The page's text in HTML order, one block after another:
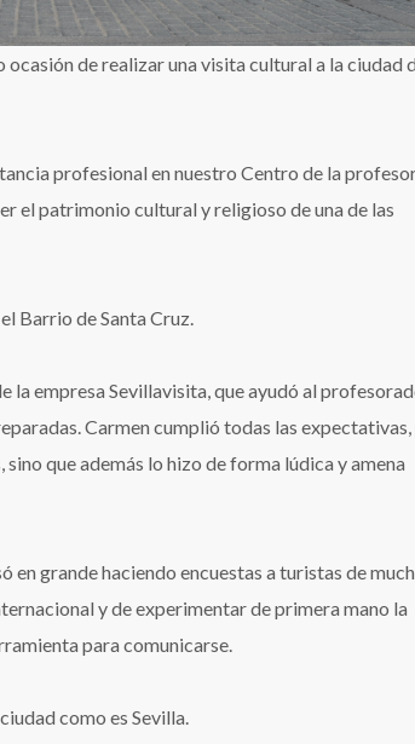
ocasión de realizar una visita cultural a la ciudad
profesional en nuestro Centro de la
el patrimonio cultural y religioso de una de las
Barrio de Santa Cruz.
la empresa Sevillavisita, que ayudó al
Carmen cumplió todas las expectativas,
que además lo hizo de forma lúdica y amena
grande haciendo encuestas a turistas de
y de experimentar de primera mano la
para comunicarse.
como es Sevilla.